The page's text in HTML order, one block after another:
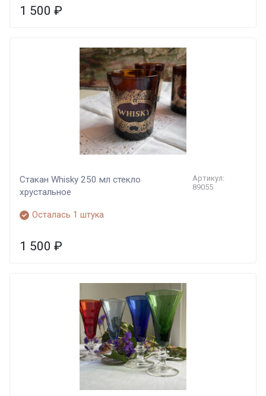
1 500 ₽
Стакан Whisky 250 мл стекло
хрустальное
Артикул:
89055
Осталась 1 штука
1 500 ₽